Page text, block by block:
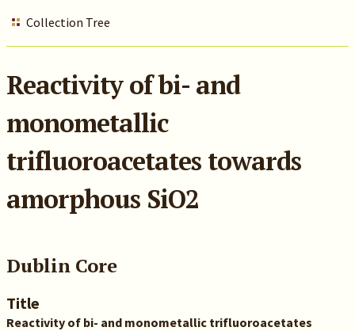
Collection Tree
Reactivity of bi- and
monometallic
trifluoroacetates towards
amorphous SiO2
Dublin Core
Title
Reactivity of bi- and monometallic trifluoroacetates